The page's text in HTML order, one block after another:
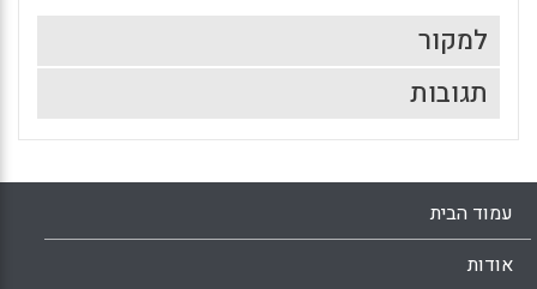
למקור
תגובות
עמוד הבית
אודות